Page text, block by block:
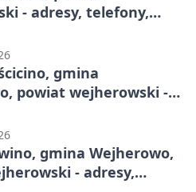
- adresy, telefony,
gmina
powiat wejherowski -
gmina Wejherowo,
- adresy,